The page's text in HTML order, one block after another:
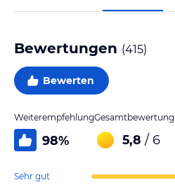
Bewertungen (415)
Bewerten
Weiterempfehlung
98%
Gesamtbewertung
5,8 / 6
Sehr gut